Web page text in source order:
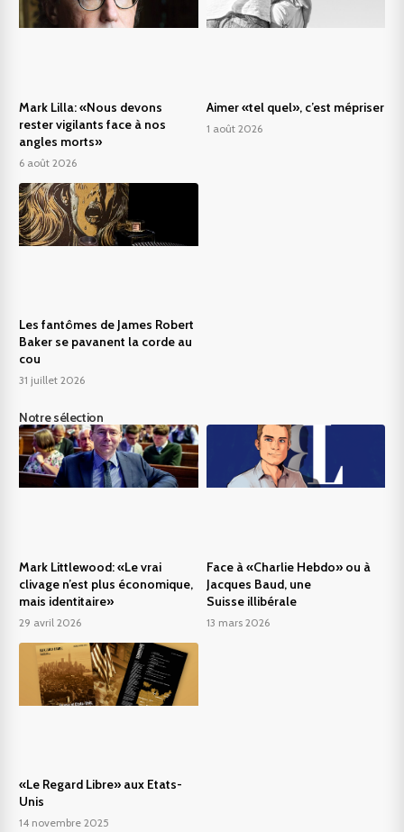
Mark Lilla: «Nous devons
rester vigilants face à nos
angles morts»
6 août 2026
Aimer «tel quel», c’est mépriser
1 août 2026
Les fantômes de James Robert
Baker se pavanent la corde au
cou
31 juillet 2026
Notre sélection
Mark Littlewood: «Le vrai
clivage n’est plus économique,
mais identitaire»
29 avril 2026
Face à «Charlie Hebdo» ou à
Jacques Baud, une
Suisse illibérale
13 mars 2026
«Le Regard Libre» aux Etats-
Unis
14 novembre 2025